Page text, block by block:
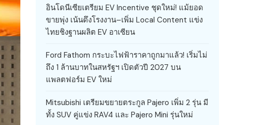
อินโดนีเซียเตรียม EV Incentive ชุดใหม่! แม้ยอด
ขายพุ่ง เน้นดึงโรงงาน–เพิ่ม Local Content แข่ง
ไทยชิงฐานผลิต EV อาเซียน
Ford Fathom กระบะไฟฟ้าราคาถูกมาแล้ว! เริ่มไม่
ถึง 1 ล้านบาทในสหรัฐฯ เปิดตัวปี 2027 บน
แพลตฟอร์ม EV ใหม่
Mitsubishi เตรียมขยายตระกูล Pajero เพิ่ม 2 รุ่น มี
ทั้ง SUV คู่แข่ง RAV4 และ Pajero Mini รุ่นใหม่